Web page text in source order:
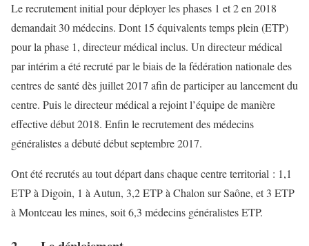
Le recrutement initial pour déployer les phases 1 et 2 en 2018
demandait 30 médecins. Dont 15 équivalents temps plein (ETP)
pour la phase 1, directeur médical inclus. Un directeur médical
par intérim a été recruté par le biais de la fédération nationale des
centres de santé dès juillet 2017 afin de participer au lancement du
centre. Puis le directeur médical a rejoint l’équipe de manière
effective début 2018. Enfin le recrutement des médecins
généralistes a débuté début septembre 2017.
Ont été recrutés au tout départ dans chaque centre territorial : 1,1
ETP à Digoin, 1 à Autun, 3,2 ETP à Chalon sur Saône, et 3 ETP
à Montceau les mines, soit 6,3 médecins généralistes ETP.